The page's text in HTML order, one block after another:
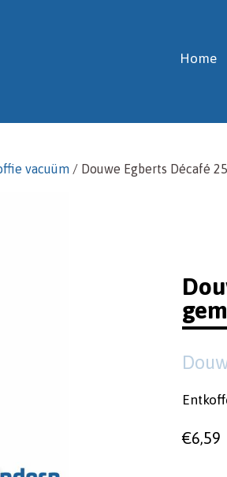
Home
vacuüm / Douwe Egberts Décafé
€6,59